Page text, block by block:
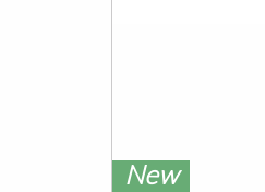
New